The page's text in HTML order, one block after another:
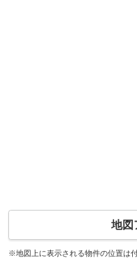
地図
※地図上に表示される物件の位置は